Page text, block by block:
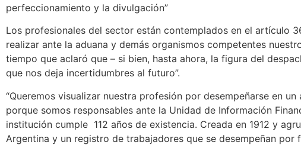
perfeccionamiento y la divulgación”
Los profesionales del sector están contemplados en el artículo
realizar ante la aduana y demás organismos competentes
tiempo que aclaró que – si bien, hasta ahora, la figura del
que nos deja incertidumbres al futuro”.
“Queremos visualizar nuestra profesión por desempeñarse en
porque somos responsables ante la Unidad de Información
institución cumple 112 años de existencia. Creada en 1912 y
Argentina y un registro de trabajadores que se desempeñan por